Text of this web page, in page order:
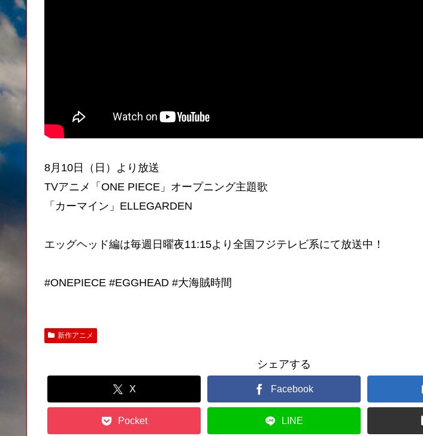
8月10日（日）より放送
TVアニメ「ONE PIECE」オープニング主題歌
「カーマイン」ELLEGARDEN
エッグヘッド編は毎週日曜夜11:15より全国フジテレビ系にて放送中！
#ONEPIECE #EGGHEAD #大海賊時間
新作アニメ
シェアする
X Facebook
Pocket LINE